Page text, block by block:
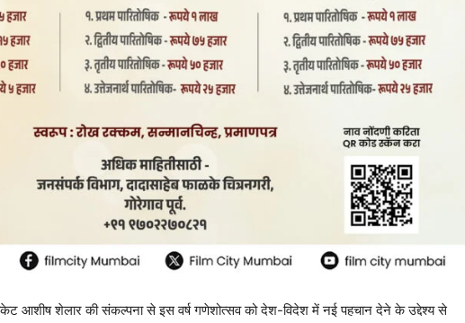
आशीष शेलार की संकल्पना से इस वर्ष गणेशोत्सव को देश-विदेश में नई पहचान देने के उद्देश्य से